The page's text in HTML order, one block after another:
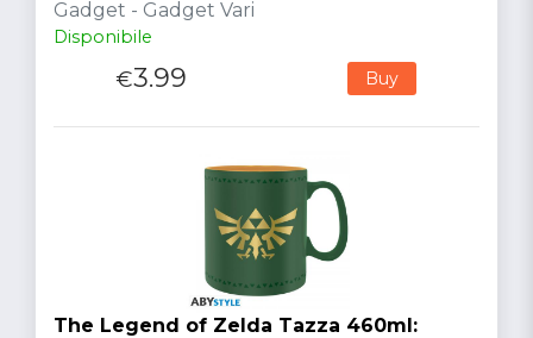
Gadget - Gadget Vari
Disponibile
€3.99 Buy
The Legend of Zelda Tazza 460ml: